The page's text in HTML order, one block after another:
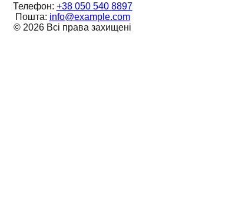
Телефон: +38 050 540 8897
Пошта: info@example.com
© 2026 Всі права захищені